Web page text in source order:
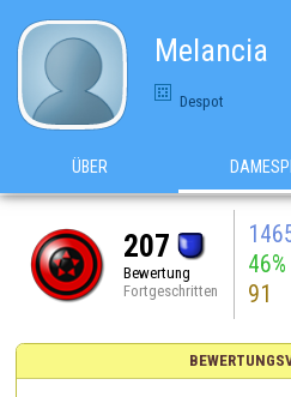
Melancia
Despot
ÜBER
207
Bewertung
Fortgeschritten
46%
91